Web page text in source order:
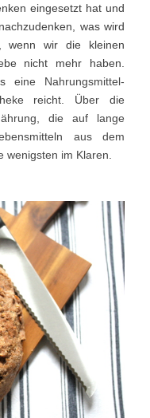
eingesetzt hat und
was wird
wenn wir die kleinen
nicht mehr haben.
eine Nahrungsmittel-
reicht. Über die
die auf lange
aus dem
wenigsten im Klaren.